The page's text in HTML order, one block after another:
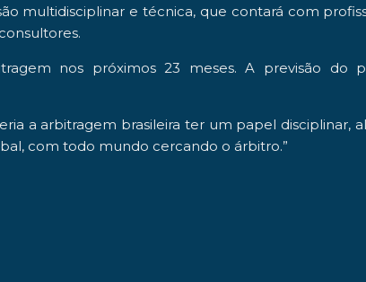
multidisciplinar e técnica, que contará com
nos próximos23 meses. A previsão do
a arbitragem brasileira ter um papel disciplinar,
com todo mundo cercando o árbitro.”